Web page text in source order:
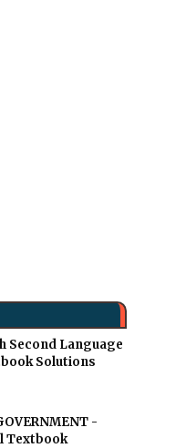
Second Language
Solutions
-
Textbook